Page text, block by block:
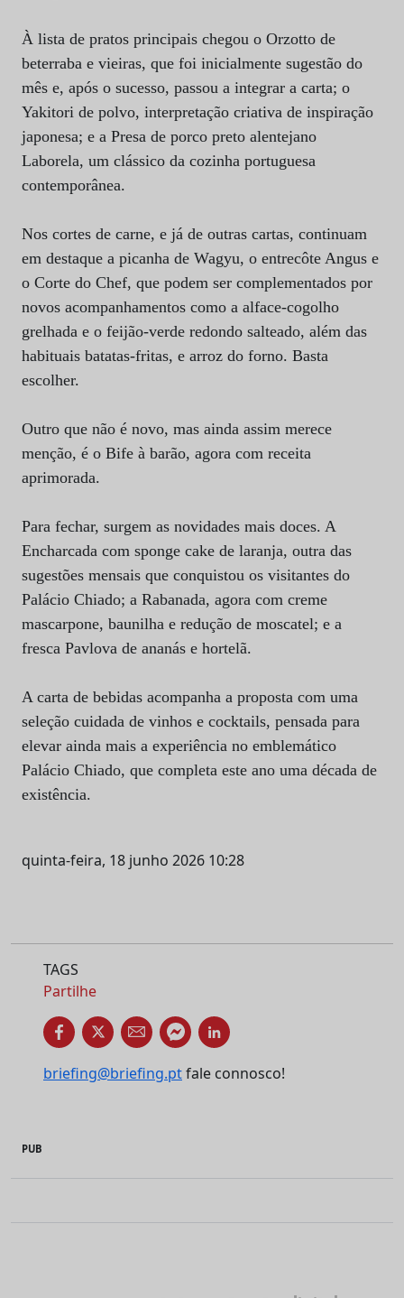
À lista de pratos principais chegou o Orzotto de
beterraba e vieiras, que foi inicialmente sugestão do
mês e, após o sucesso, passou a integrar a carta; o
Yakitori de polvo, interpretação criativa de inspiração
japonesa; e a Presa de porco preto alentejano
Laborela, um clássico da cozinha portuguesa
contemporânea.
Nos cortes de carne, e já de outras cartas, continuam
em destaque a picanha de Wagyu, o entrecôte Angus e
o Corte do Chef, que podem ser complementados por
novos acompanhamentos como a alface-cogolho
grelhada e o feijão-verde redondo salteado, além das
habituais batatas-fritas, e arroz do forno. Basta
escolher.
Outro que não é novo, mas ainda assim merece
menção, é o Bife à barão, agora com receita
aprimorada.
Para fechar, surgem as novidades mais doces. A
Encharcada com sponge cake de laranja, outra das
sugestões mensais que conquistou os visitantes do
Palácio Chiado; a Rabanada, agora com creme
mascarpone, baunilha e redução de moscatel; e a
fresca Pavlova de ananás e hortelã.
A carta de bebidas acompanha a proposta com uma
seleção cuidada de vinhos e cocktails, pensada para
elevar ainda mais a experiência no emblemático
Palácio Chiado, que completa este ano uma década de
existência.
quinta-feira, 18 junho 2026 10:28
TAGS
Partilhe
briefing@briefing.ptfale connosco!
PUB